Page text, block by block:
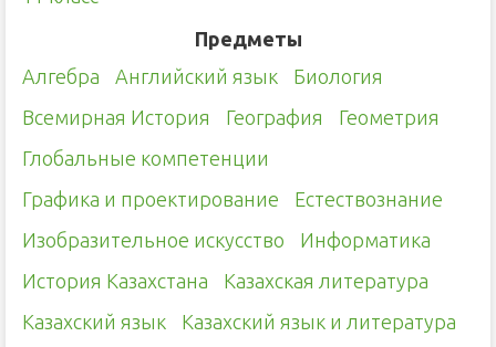
Предметы
Алгебра
Английский язык
Биология
Всемирная История
География
Геометрия
Глобальные компетенции
Графика и проектирование
Естествознание
Изобразительное искусство
Информатика
История Казахстана
Казахская литература
Казахский язык
Казахский язык и литература